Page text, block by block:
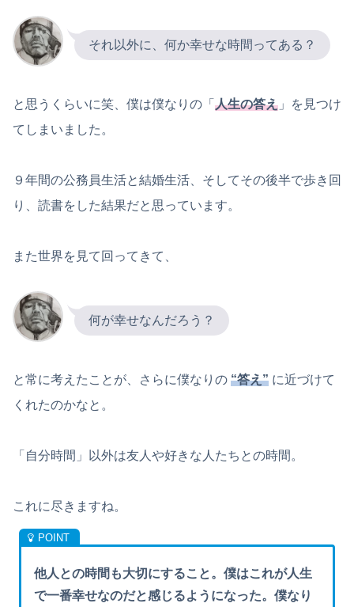
それ以外に、何か幸せな時間ってある？
と思うくらいに笑、僕は僕なりの「 人生の答え 」を見つけ
てしまいました。
９年間の公務員生活と結婚生活、そしてその後半で歩き回
り、読書をした結果だと思っています。
また世界を見て回ってきて、
何が幸せなんだろう？
と常に考えたことが、さらに僕なりの “答え” に近づけて
くれたのかなと。
「自分時間」以外は友人や好きな人たちとの時間。
これに尽きますね。
他人との時間も大切にすること。僕はこれが人生
で一番幸せなのだと感じるようになった。僕なり